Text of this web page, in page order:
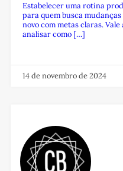
Estabelecer uma rotina
para quem busca
novo com metas claras.
analisar como […]
14 de novembro de 2024